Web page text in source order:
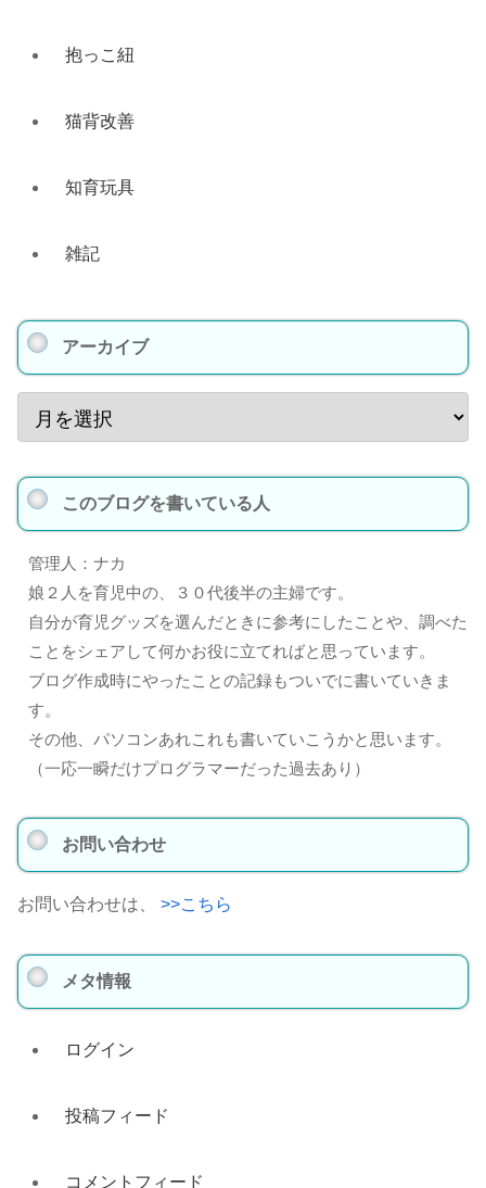
抱っこ紐
猫背改善
知育玩具
雑記
アーカイブ
このブログを書いている人
管理人：ナカ
娘２人を育児中の、３０代後半の主婦です。
自分が育児グッズを選んだときに参考にしたことや、調べた
ことをシェアして何かお役に立てればと思っています。
ブログ作成時にやったことの記録もついでに書いていきま
す。
その他、パソコンあれこれも書いていこうかと思います。
（一応一瞬だけプログラマーだった過去あり）
お問い合わせ
お問い合わせは、 >>こちら
メタ情報
ログイン
投稿フィード
コメントフィード